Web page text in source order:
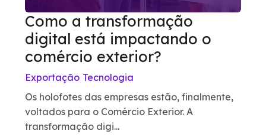
Como a transformação
digital está impactando o
comércio exterior?
Exportação Tecnologia
Os holofotes das empresas estão, finalmente,
voltados para o Comércio Exterior. A
transformação digi...